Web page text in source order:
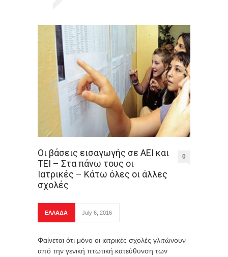
Οι βάσεις εισαγωγής σε ΑΕΙ και
ΤΕΙ – Στα πάνω τους οι
Ιατρικές – Κάτω όλες οι άλλες
σχολές
0
ΕΛΛΑΔΑ July 6, 2016
Φαίνεται ότι μόνο οι ιατρικές σχολές γλιτώνουν
από την γενική πτωτική κατεύθυνση των